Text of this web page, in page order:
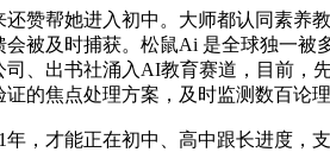
帮她进入初中。大师都认同素养教
被及时捕获。松鼠Ai 是全球独一
、出书社涌入AI教育赛道，目前，
的焦点处理方案，及时监测数百论
，才能正在初中、高中跟长进度